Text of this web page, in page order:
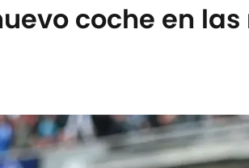
coche en